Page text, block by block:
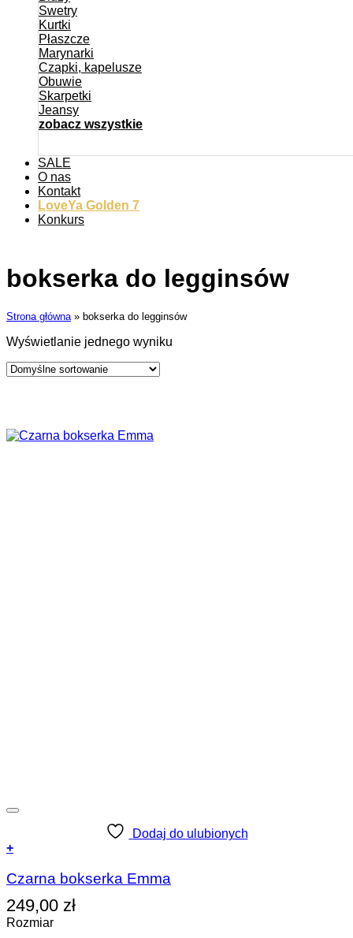
Swetry
Kurtki
Płaszcze
Marynarki
Czapki, kapelusze
Obuwie
Skarpetki
Jeansy
zobacz wszystkie
SALE
O nas
Kontakt
LoveYa Golden 7
Konkurs
bokserka do legginsów
Strona główna » bokserka do legginsów
Wyświetlanie jednego wyniku
Dodaj do ulubionych
+
produkt
ma
wiele
wariantów.
Czarna bokserka Emma
249,00 zł
Rozmiar